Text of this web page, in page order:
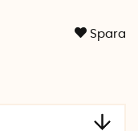
Spara